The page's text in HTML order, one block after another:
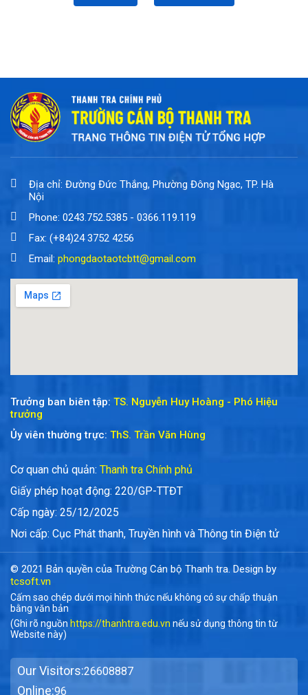
Địa chỉ: Đường Đức Thắng, Phường Đông Ngạc, TP. Hà
Nội
Phone: 0243.752.5385 - 0366.119.119
Fax: (+84)24 3752 4256
Email: phongdaotaotcbtt@gmail.com
Trưởng ban biên tập: TS. Nguyễn Huy Hoàng - Phó Hiệu
trưởng
Ủy viên thường trực: ThS. Trần Văn Hùng
Cơ quan chủ quản: Thanh tra Chính phủ
Giấy phép hoạt động: 220/GP-TTĐT
Cấp ngày: 25/12/2025
Nơi cấp: Cục Phát thanh, Truyền hình và Thông tin Điện tử
© 2021 Bản quyền của Trường Cán bộ Thanh tra. Design by
tcsoft.vn
Cấm sao chép dưới mọi hình thức nếu không có sự chấp thuận
bằng văn bản
(Ghi rõ nguồn https://thanhtra.edu.vn nếu sử dụng thông tin từ
Website này)
Our Visitors:26608887
Online:96